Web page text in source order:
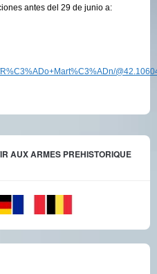
antes del 29 de junio a:
AUX ARMES PREHISTORIQUE